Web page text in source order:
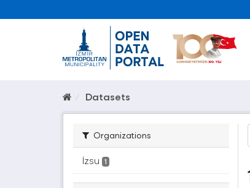
Datasets
Organizations
İzsu 1